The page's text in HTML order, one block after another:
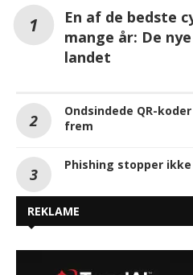
En af de bedste
mange år: De
landet
Ondsindede QR-
frem
Phishing stopper
REKLAME